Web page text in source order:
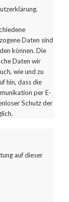
Daten sind
können. Die
Daten wir
wie und zu
hin, dass die
per E-
Schutz der
auf dieser